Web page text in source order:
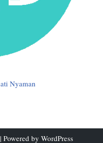
| Powered by WordPress